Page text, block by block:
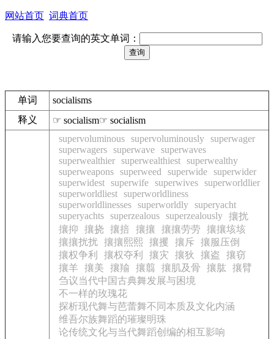
网站首页 词典首页
请输入您要查询的英文单词：
单词
socialisms
释义
☞ socialism☞ socialism
supervoluminous supervoluminously superwager
superwagers superwave superwaves
superwealthier superwealthiest superwealthy
superweapons superweed superwide superwider
superwidest superwife superwives superworldlier
superworldliest superworldliness
superworldlinesses superworldly superyacht
superyachts superzealous superzealously 攘扰
攘抑
攘挠 攘掊 攘攘 攘攘劳劳
攘攘垓垓
攘攘扰扰 攘攘熙熙 攘攫 攘斥 攘服压倒
攘权争利
攘权夺利 攘灾 攘狄 攘盗
攘窃
攘羊 攘美 攘羭 攘翦 攘肌及骨 攘肱 攘臂
刍议当代中国古典舞发展与困境
不一样的玫瑰花
探析现代舞与芭蕾舞不同本质及文化内涵
维吾尔族舞蹈的璀璨明珠
论传统文化与当代舞蹈创编的相互影响